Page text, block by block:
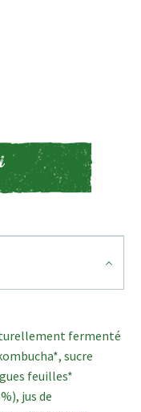
fermenté
sucre
feuilles*
jus de